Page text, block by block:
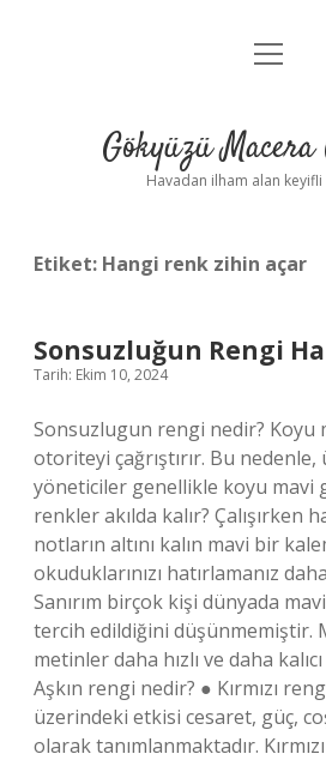
Anasayfa
Yasal Uyarı
menüyü
Gökyüzü
Havadan ilham alan keyifli
Etiket: Hangi renk zihin açar
Sonsuzluğun Rengi
Tarih: Ekim 10, 2024
Sonsuzlugun rengi nedir? Koyu
otoriteyi çağrıştırır. Bu nedenle,
yöneticiler genellikle koyu mavi
renkler akılda kalır? Çalışırken
notların altını kalın mavi bir
okuduklarınızı hatırlamanız
Sanırım birçok kişi dünyada
tercih edildiğini düşünmemiştir.
metinler daha hızlı ve daha
Aşkın rengi nedir? ● Kırmızı
üzerindeki etkisi cesaret, güç,
olarak tanımlanmaktadır.